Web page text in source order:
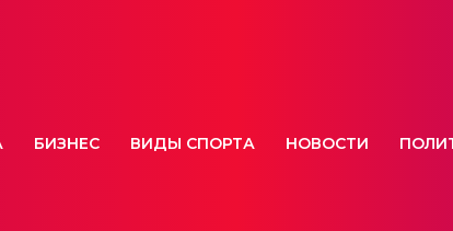
БИЗНЕС ВИДЫ СПОРТА НОВОСТИ